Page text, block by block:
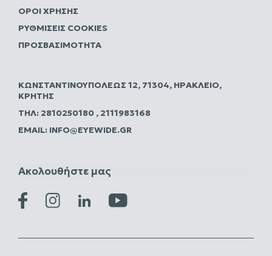
ΌΡΟΙ ΧΡΉΣΗΣ
ΡΥΘΜΊΣΕΙΣ COOKIES
ΠΡΟΣΒΑΣΙΜΌΤΗΤΑ
ΚΩΝΣΤΑΝΤΙΝΟΥΠΌΛΕΩΣ 12, 71304, ΗΡΆΚΛΕΙΟ,
ΚΡΉΤΗΣ
ΤΗΛ: 2810250180 , 2111983168
EMAIL: INFO@EYEWIDE.GR
Ακολουθήστε μας